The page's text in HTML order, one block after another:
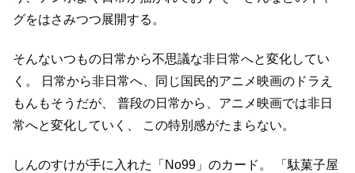
グをはさみつつ展開する。
そんないつもの日常から不思議な非日常へと変化してい
く。
日常から非日常へ、同じ国民的アニメ映画のドラえ
もんもそうだが、
普段の日常から、アニメ映画では非日
常へと変化していく、
この特別感がたまらない。
しんのすけが手に入れた「No99」のカード。
「駄菓子屋